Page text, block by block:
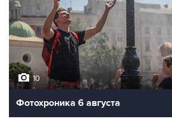
10
Фотохроника 6 августа